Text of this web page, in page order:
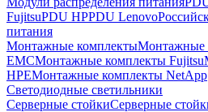
FujitsuPDU HPPDU Lenovo
питания
Монтажные комплектыМонтажные
EMCМонтажные комплекты Fujitsu
HPEМонтажные комплекты NetApp
Светодиодные светильники
Серверные стойкиСерверные